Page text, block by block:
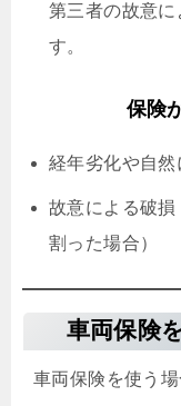
第三者の故意に
す。
保険
経年劣化や自然
故意による破
割った場合）
車両保険
車両保険を使う